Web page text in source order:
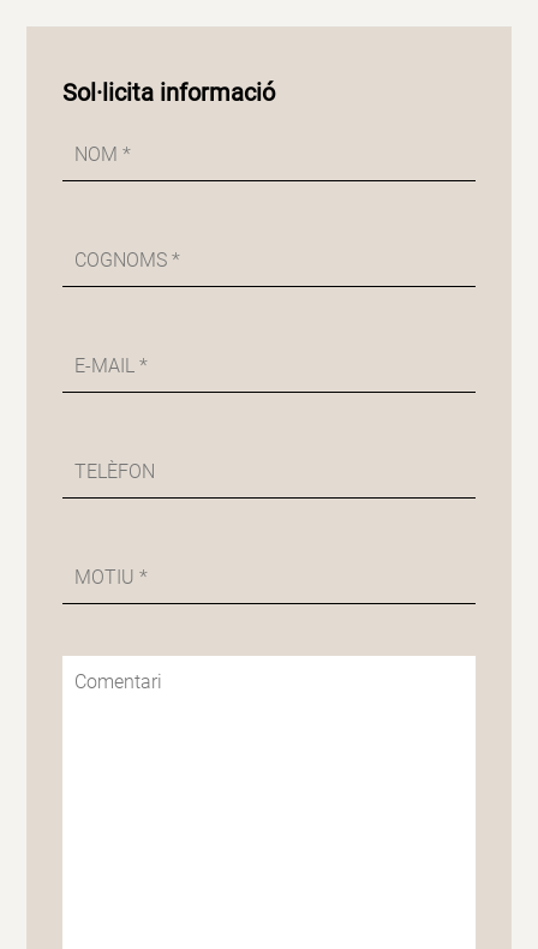
Sol·licita informació